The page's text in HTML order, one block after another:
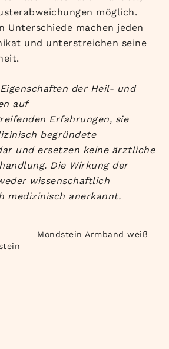
möglich.
Unterschiede machen jeden
und unterstreichen seine
der Heil- und
auf
Erfahrungen, sie
begründete
und ersetzen keine ärztliche
Die Wirkung der
wissenschaftlich
medizinisch anerkannt.
Mondstein Armband weiß